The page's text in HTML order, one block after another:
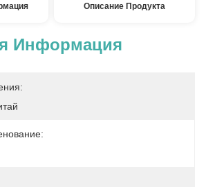
Описание Продукта
Информация